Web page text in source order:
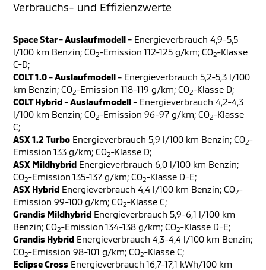
Verbrauchs- und Effizienzwerte
Space Star - Auslaufmodell - Energieverbrauch 4,9-5,5
l/100 km Benzin; CO2-Emission 112-125 g/km; CO2-Klasse
C-D;
COLT 1.0 - Auslaufmodell - Energieverbrauch 5,2-5,3 l/100
km Benzin; CO2-Emission 118-119 g/km; CO2-Klasse D;
COLT Hybrid - Auslaufmodell - Energieverbrauch 4,2-4,3
l/100 km Benzin; CO2-Emission 96-97 g/km; CO2-Klasse
C;
ASX 1.2 Turbo Energieverbrauch 5,9 l/100 km Benzin; CO2-
Emission 133 g/km; CO2-Klasse D;
ASX Mildhybrid Energieverbrauch 6,0 l/100 km Benzin;
CO2-Emission 135-137 g/km; CO2-Klasse D-E;
ASX Hybrid Energieverbrauch 4,4 l/100 km Benzin; CO2-
Emission 99-100 g/km; CO2-Klasse C;
Grandis Mildhybrid Energieverbrauch 5,9-6,1 l/100 km
Benzin; CO2-Emission 134-138 g/km; CO2-Klasse D-E;
Grandis Hybrid Energieverbrauch 4,3-4,4 l/100 km Benzin;
CO2-Emission 98-101 g/km; CO2-Klasse C;
Eclipse Cross Energieverbrauch 16,7-17,1 kWh/100 km